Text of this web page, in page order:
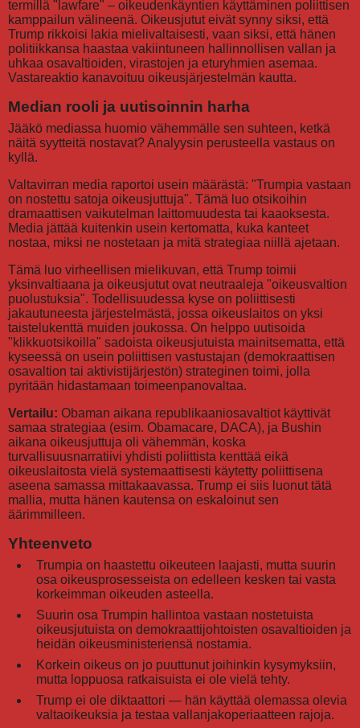
termillä "lawfare" – oikeudenkäyntien käyttäminen poliittisen
kamppailun välineenä. Oikeusjutut eivät synny siksi, että
Trump rikkoisi lakia mielivaltaisesti, vaan siksi, että hänen
politiikkansa haastaa vakiintuneen hallinnollisen vallan ja
uhkaa osavaltioiden, virastojen ja eturyhmien asemaa.
Vastareaktio kanavoituu oikeusjärjestelmän kautta.
Median rooli ja uutisoinnin harha
Jääkö mediassa huomio vähemmälle sen suhteen, ketkä
näitä syytteitä nostavat? Analyysin perusteella vastaus on
kyllä.
Valtavirran media raportoi usein määrästä: "Trumpia vastaan
on nostettu satoja oikeusjuttuja". Tämä luo otsikoihin
dramaattisen vaikutelman laittomuudesta tai kaaoksesta.
Media jättää kuitenkin usein kertomatta, kuka kanteet
nostaa, miksi ne nostetaan ja mitä strategiaa niillä ajetaan.
Tämä luo virheellisen mielikuvan, että Trump toimii
yksinvaltiaana ja oikeusjutut ovat neutraaleja "oikeusvaltion
puolustuksia". Todellisuudessa kyse on poliittisesti
jakautuneesta järjestelmästä, jossa oikeuslaitos on yksi
taistelukenttä muiden joukossa. On helppo uutisoida
"klikkuotsikoilla" sadoista oikeusjutuista mainitsematta, että
kyseessä on usein poliittisen vastustajan (demokraattisen
osavaltion tai aktivistijärjestön) strateginen toimi, jolla
pyritään hidastamaan toimeenpanovaltaa.
Vertailu: Obaman aikana republikaaniosavaltiot käyttivät
samaa strategiaa (esim. Obamacare, DACA), ja Bushin
aikana oikeusjuttuja oli vähemmän, koska
turvallisuusnarratiivi yhdisti poliittista kenttää eikä
oikeuslaitosta vielä systemaattisesti käytetty poliittisena
aseena samassa mittakaavassa. Trump ei siis luonut tätä
mallia, mutta hänen kautensa on eskaloinut sen
äärimmilleen.
Yhteenveto
Trumpia on haastettu oikeuteen laajasti, mutta suurin
osa oikeusprosesseista on edelleen kesken tai vasta
korkeimman oikeuden asteella.
Suurin osa Trumpin hallintoa vastaan nostetuista
oikeusjutuista on demokraattijohtoisten osavaltioiden ja
heidän oikeusministeriensä nostamia.
Korkein oikeus on jo puuttunut joihinkin kysymyksiin,
mutta loppuosa ratkaisuista ei ole vielä tehty.
Trump ei ole diktaattori — hän käyttää olemassa olevia
valtaoikeuksia ja testaa vallanjakoperiaatteen rajoja.